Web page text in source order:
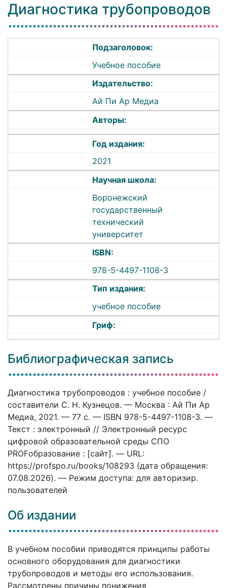
Диагностика трубопроводов
Подзаголовок:
Учебное пособие
Издательство:
Ай Пи Ар Медиа
Авторы:
Год издания:
2021
Научная школа:
Воронежский
государственный
технический
университет
ISBN:
978-5-4497-1108-3
Тип издания:
учебное пособие
Гриф:
Библиографическая запись
Диагностика трубопроводов : учебное пособие /
составители С. Н. Кузнецов. — Москва : Ай Пи Ар
Медиа, 2021. — 77 c. — ISBN 978-5-4497-1108-3. —
Текст : электронный // Электронный ресурс
цифровой образовательной среды СПО
PROFобразование : [сайт]. — URL:
https://profspo.ru/books/108293 (дата обращения:
07.08.2026). — Режим доступа: для авторизир.
пользователей
Об издании
В учебном пособии приводятся принципы работы
основного оборудования для диагностики
трубопроводов и методы его использования.
Рассмотрены причины понижения